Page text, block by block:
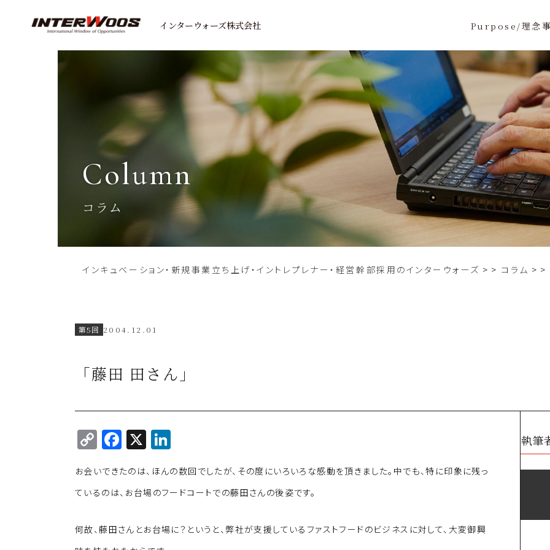
インターウォーズ株式会社 Purpose/理念
column
コラム
インキュベーション・新規事業立ち上げ・イントレプレナー・経営幹部採用のインターウォーズ > コラム >
第5回 2004.12.01
「藤田 田さん」
C
p
y
Li
n
F
a
c
e
b
o
X
n
k
e
dI
n
お会いできたのは、ほんの数回でしたが、その度にいろいろな感動を頂きました。中でも、特に印象に残っ
ているのは、お台場のフードコートでの藤田さんの後姿です。
何故、藤田さんとお台場に？というと、弊社が支援しているファストフードのビジネスに対して、大変御興
執筆